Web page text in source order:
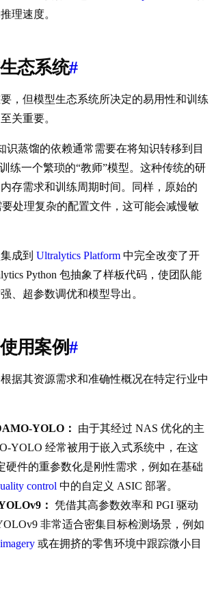
理速度。
态系统#
，但模型生态系统所决定的易用性和训练
关重要。
识蒸馏的依赖通常需要在将知识转移到目
练一个繁琐的“教师”模型。这种传统的研
存需求和训练周期时间。同样，原始的
处理复杂的配置文件，这可能会减慢敏
成到 Ultralytics Platform 中完全改变了开
Python 包抽象了样板代码，使团队能
、超参数调优和模型导出。
用案例#
据其资源需求和准确性概况在特定行业中
YOLO：
由于其经过 NAS 优化的主
YOLO 经常被用于嵌入式系统中，在这
硬件的重参数化是刚性需求，例如在基础
control 中的自定义 ASIC 部署。
： 凭借其高参数效率和 PGI 驱动
非常适合密集目标检测场景，例如
或在拥挤的零售环境中跟踪微小目